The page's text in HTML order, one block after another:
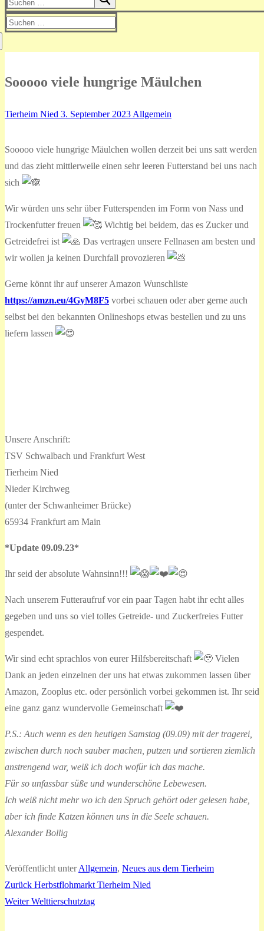
nach:
Suchen
Sooooo viele hungrige Mäulchen
Tierheim Nied 3. September 2023 Allgemein
Sooooo viele hungrige Mäulchen wollen derzeit bei uns satt werden
und das zieht mittlerweile einen sehr leeren Futterstand bei uns nach
sich
Wir würden uns sehr über Futterspenden im Form von Nass und
Trockenfutter freuen
Wichtig bei beidem, das es Zucker und
Getreidefrei ist
Das vertragen unsere Fellnasen am besten und
wir wollen ja keinen Durchfall provozieren
Gerne könnt ihr auf unserer Amazon Wunschliste
https://amzn.eu/4GyM8F5 vorbei schauen oder aber gerne auch
selbst bei den bekannten Onlineshops etwas bestellen und zu uns
liefern lassen
Unsere Anschrift:
TSV Schwalbach und Frankfurt West
Tierheim Nied
Nieder Kirchweg
(unter der Schwanheimer Brücke)
65934 Frankfurt am Main
*Update 09.09.23*
Ihr seid der absolute Wahnsinn!!!
Nach unserem Futteraufruf vor ein paar Tagen habt ihr echt alles
gegeben und uns so viel tolles Getreide- und Zuckerfreies Futter
gespendet.
Wir sind echt sprachlos von eurer Hilfsbereitschaft
Vielen
Dank an jeden einzelnen der uns hat etwas zukommen lassen über
Amazon, Zooplus etc. oder persönlich vorbei gekommen ist. Ihr seid
eine ganz ganz wundervolle Gemeinschaft
P.S.: Auch wenn es den heutigen Samstag (09.09) mit der tragerei,
zwischen durch noch sauber machen, putzen und sortieren ziemlich
anstrengend war, weiß ich doch wofür ich das mache.
Für so unfassbar süße und wunderschöne Lebewesen.
Ich weiß nicht mehr wo ich den Spruch gehört oder gelesen habe,
aber ich finde Katzen können uns in die Seele schauen.
Alexander Bollig
Veröffentlicht unterAllgemein, Neues aus dem Tierheim
Beitragsnavigation
Zurück Vorheriger
Beitrag:
Herbstflohmarkt Tierheim Nied
Weiter Nächster
Welttierschutztag